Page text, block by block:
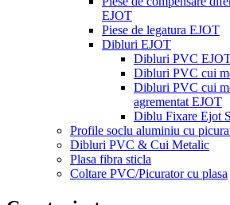
EJOT
Piese de legatura EJOT
Dibluri EJOT
Dibluri PVC
Dibluri PVC cui
Dibluri PVC cui
agrementat EJOT
Diblu Fixare Ejot
Profile soclu aluminiu cu
Dibluri PVC & Cui Metalic
Plasa fibra sticla
Coltare PVC/Picurator cu plasa